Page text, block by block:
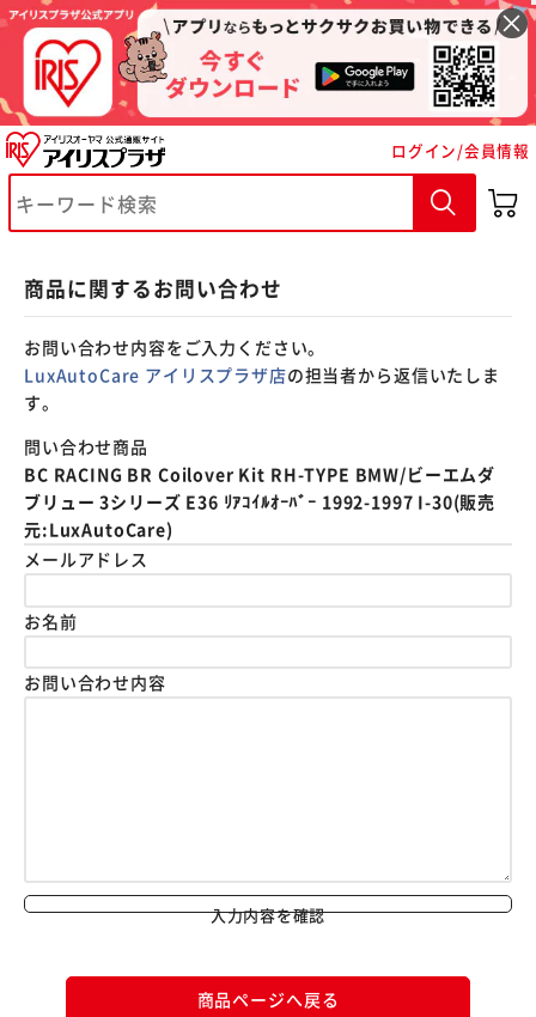
ログイン/会員情報
商品に関するお問い合わせ
お問い合わせ内容をご入力ください。
LuxAutoCare アイリスプラザ店の担当者から返信いたしま
す。
問い合わせ商品
BC RACING BR Coilover Kit RH-TYPE BMW/ビーエムダ
ブリュー 3シリーズ E36 ﾘｱｺｲﾙｵｰﾊﾞｰ 1992-1997 I-30(販売
元:LuxAutoCare)
メールアドレス
お名前
お問い合わせ内容
入力内容を確認
商品ページへ戻る
※ご確認ください
カートに入れる